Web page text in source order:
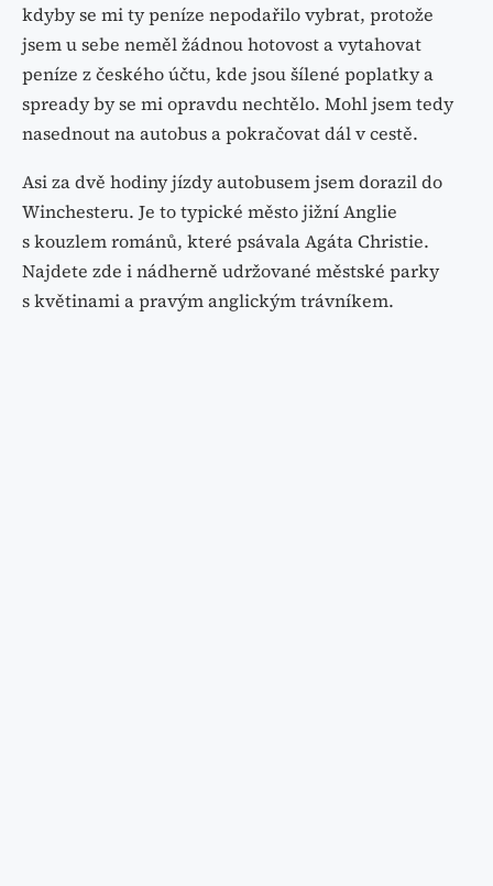
kdyby se mi ty peníze nepodařilo vybrat, protože
jsem u sebe neměl žádnou hotovost a vytahovat
peníze z českého účtu, kde jsou šílené poplatky a
spready by se mi opravdu nechtělo. Mohl jsem tedy
nasednout na autobus a pokračovat dál v cestě.
Asi za dvě hodiny jízdy autobusem jsem dorazil do
Winchesteru. Je to typické město jižní Anglie
s kouzlem románů, které psávala Agáta Christie.
Najdete zde i nádherně udržované městské parky
s květinami a pravým anglickým trávníkem.